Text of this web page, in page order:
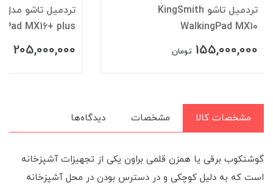
تردمیل تاشو KingSmith
WalkingPad MX10
155,000,000 تومان
MX16+ plus
205,000,000
مشخصات کالا مشخصات دیدگاه‌ها
گوشتکوب برقی یا همزن قلمی براون یکی از تجهیزات آشپزخانه
است که به دلیل کوچکی و در دسترس بودن در محل آشپزخانه